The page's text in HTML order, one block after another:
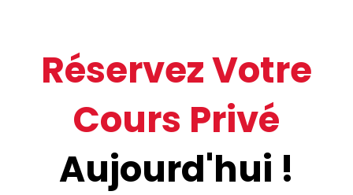
Réservez Votre
Cours Privé
Aujourd'hui !